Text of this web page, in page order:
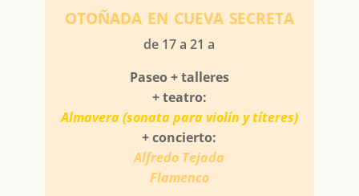
otoñada en cueva secreta
de 17 a 21 a
Paseo + talleres
+ teatro:
Almavera (sonata para violín y títeres)
+ concierto:
Alfredo Tejada
Flamenco